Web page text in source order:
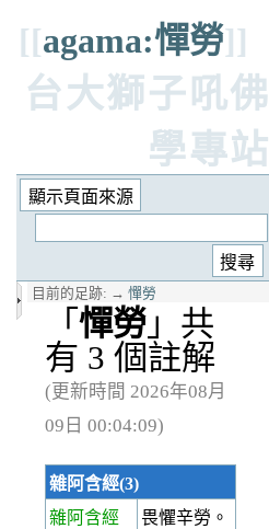
[[agama:憚勞]]
台大獅子吼佛
學專站
目前的足跡: → 憚勞
「 憚勞 」共
有 3 個註解
(更新時間 2026年08月
09日 00:04:09)
雜阿含經(3)
雜阿含經
畏懼辛勞。